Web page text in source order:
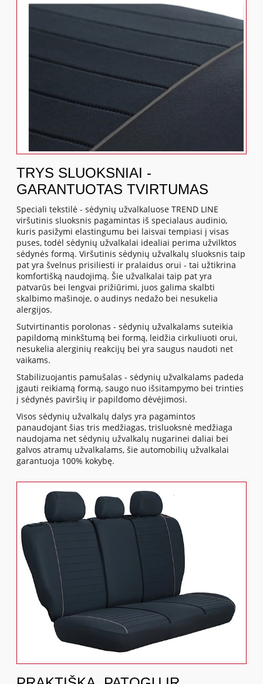
TRYS SLUOKSNIAI -
GARANTUOTAS TVIRTUMAS
Speciali tekstilė - sėdynių užvalkaluose TREND LINE
viršutinis sluoksnis pagamintas iš specialaus audinio,
kuris pasižymi elastingumu bei laisvai tempiasi į visas
puses, todėl sėdynių užvalkalai idealiai perima užvilktos
sėdynės formą. Viršutinis sėdynių užvalkalų sluoksnis taip
pat yra švelnus prisiliesti ir pralaidus orui - tai užtikrina
komfortišką naudojimą. Šie užvalkalai taip pat yra
patvarūs bei lengvai prižiūrimi, juos galima skalbti
skalbimo mašinoje, o audinys nedažo bei nesukelia
alergijos.
Sutvirtinantis porolonas - sėdynių užvalkalams suteikia
papildomą minkštumą bei formą, leidžia cirkuliuoti orui,
nesukelia alerginių reakcijų bei yra saugus naudoti net
vaikams.
Stabilizuojantis pamušalas - sėdynių užvalkalams padeda
įgauti reikiamą formą, saugo nuo išsitampymo bei trinties
į sėdynės paviršių ir papildomo dėvėjimosi.
Visos sėdynių užvalkalų dalys yra pagamintos
panaudojant šias tris medžiagas, trisluoksnė medžiaga
naudojama net sėdynių užvalkalų nugarinei daliai bei
galvos atramų užvalkalams, šie automobilių užvalkalai
garantuoja 100% kokybę.